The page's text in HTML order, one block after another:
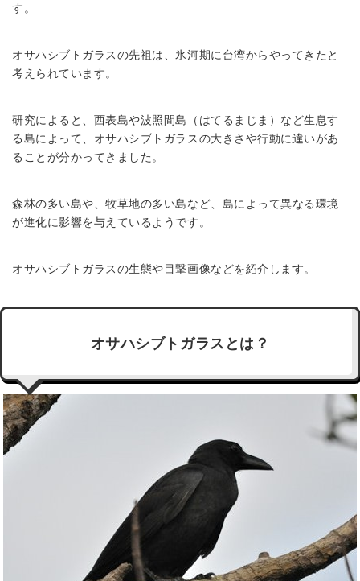
す。
オサハシブトガラスの先祖は、氷河期に台湾からやってきたと
考えられています。
研究によると、西表島や波照間島（はてるまじま）など生息す
る島によって、オサハシブトガラスの大きさや行動に違いがあ
ることが分かってきました。
森林の多い島や、牧草地の多い島など、島によって異なる環境
が進化に影響を与えているようです。
オサハシブトガラスの生態や目撃画像などを紹介します。
オサハシブトガラスとは？